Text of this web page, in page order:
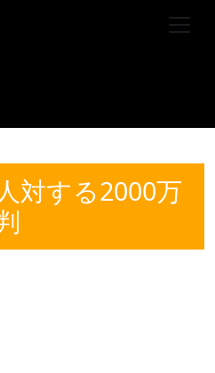
対する2000万